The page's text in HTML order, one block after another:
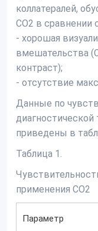
коллатералей,
СО2 в сравнении
- хорошая
вмешательства
контраст);
- отсутствие
Данные по
диагностической
приведены в
Таблица 1.
применения СО2
Параметр